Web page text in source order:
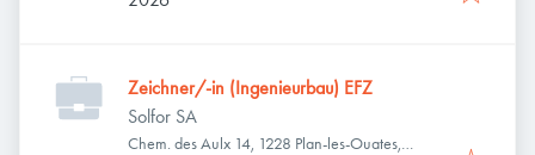
Zeichner/-in (Ingenieurbau) EFZ
Solfor SA
Chem. des Aulx 14, 1228 Plan-les-Ouates,